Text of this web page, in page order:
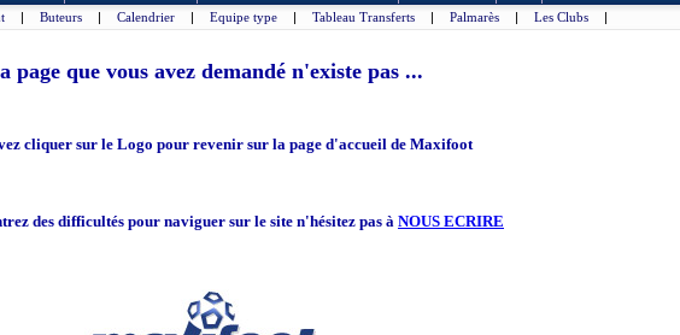
| Buteurs | Calendrier | Equipe type | Tableau Transferts | Palmarès | Les Clubs |
page que vous avez demandé n'existe pas ...
cliquer sur le Logo pour revenir sur la page d'accueil de Maxifoot
des difficultés pour naviguer sur le site n'hésitez pas à NOUS ECRIRE